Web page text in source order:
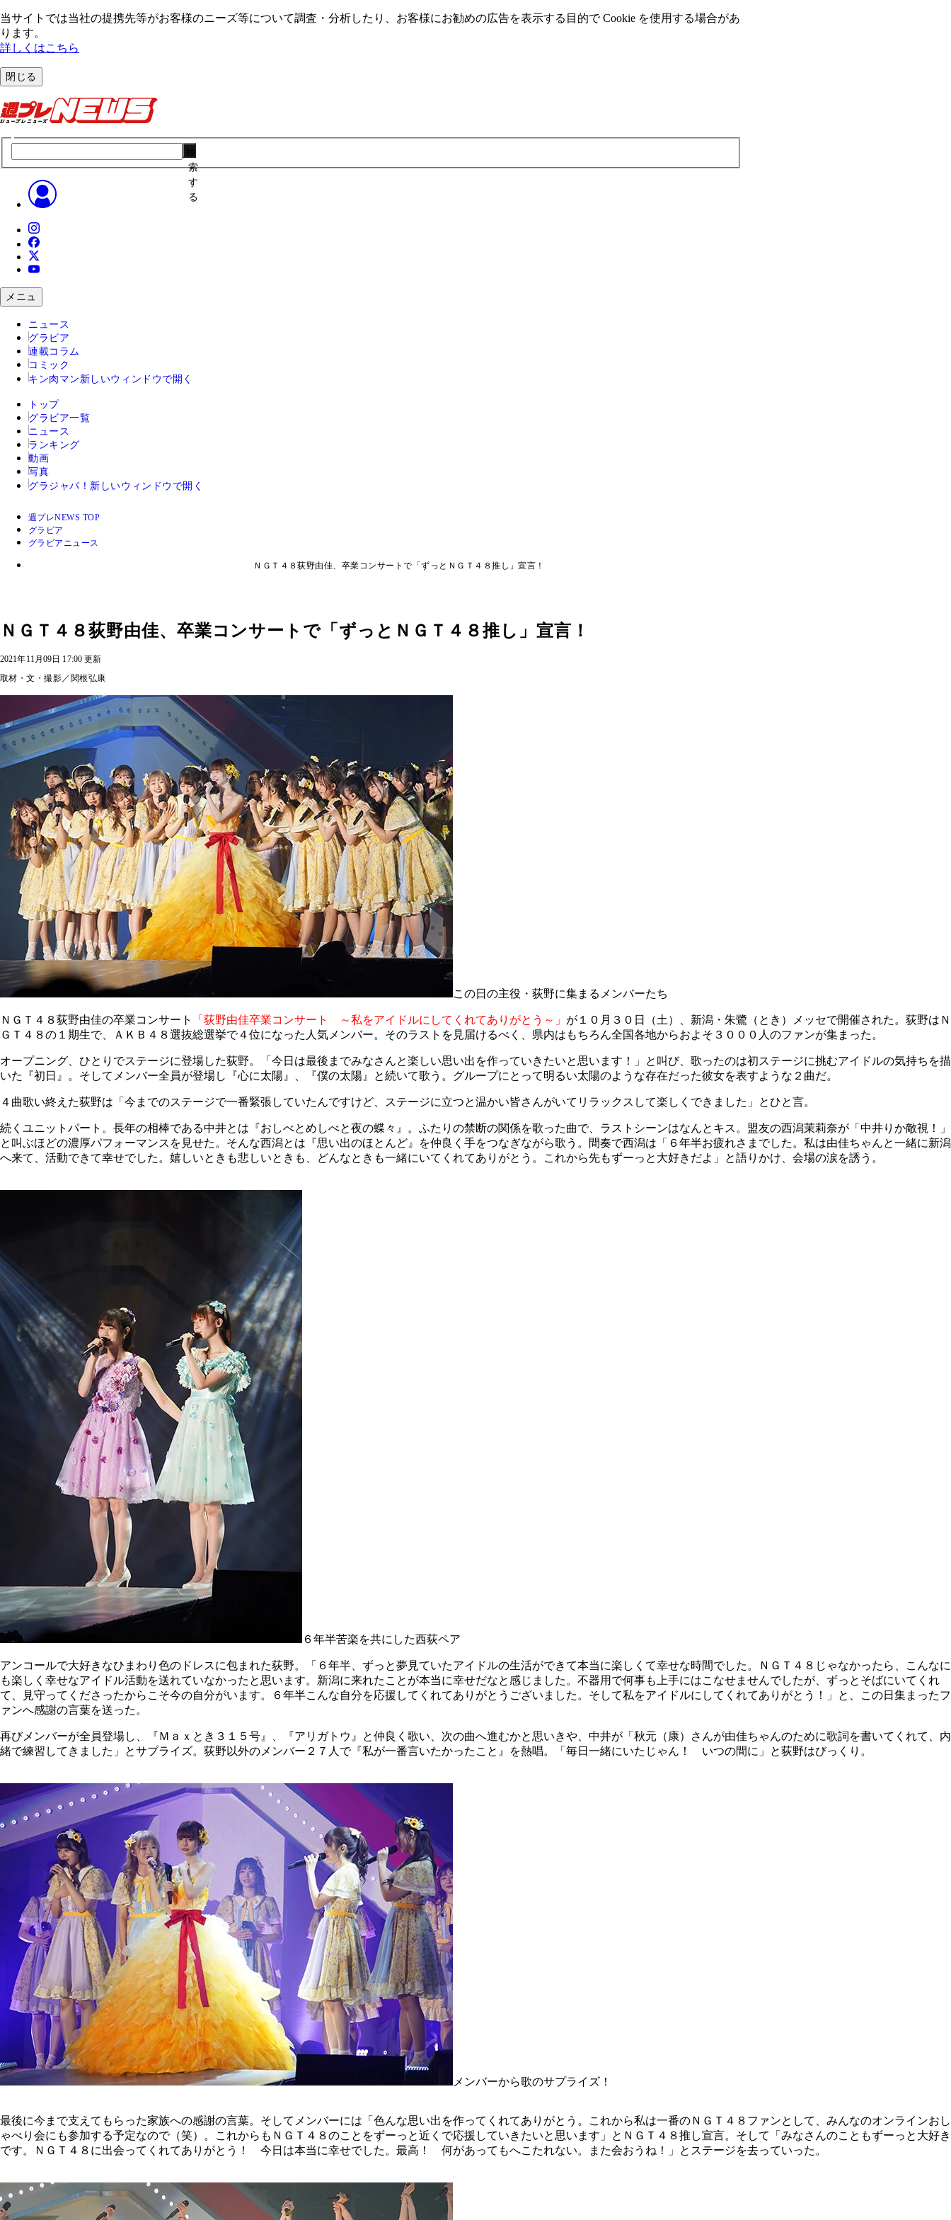
当サイトでは当社の提携先等がお客様のニーズ等について調査・分析したり、お客様にお勧めの広告を表⽰する⽬的で Cookie を使⽤する場合があ
ります。
詳しくはこちら
閉じる
索
す
る
メニュ
ニュース
グラビア
連載コラム
コミック
キン肉マン 新しいウィンドウで開く
トップ
グラビア一覧
ニュース
ランキング
動画
写真
グラジャパ！ 新しいウィンドウで開く
週プレNEWS TOP
グラビア
グラビアニュース
ＮＧＴ４８荻野由佳、卒業コンサートで「ずっとＮＧＴ４８推し」宣言！
ＮＧＴ４８荻野由佳、卒業コンサートで「ずっとＮＧＴ４８推し」宣言！
2021年11月09日 17:00 更新
取材・文・撮影／関根弘康
この日の主役・荻野に集まるメンバーたち
ＮＧＴ４８荻野由佳の卒業コンサート 「荻野由佳卒業コンサート ～私をアイドルにしてくれてありがとう～」 が１０月３０日（土）、新潟・朱鷺（とき）メッセで開催された。荻野はＮ
ＧＴ４８の１期生で、ＡＫＢ４８選抜総選挙で４位になった人気メンバー。そのラストを見届けるべく、県内はもちろん全国各地からおよそ３０００人のファンが集まった。
オープニング、ひとりでステージに登場した荻野。「今日は最後までみなさんと楽しい思い出を作っていきたいと思います！」と叫び、歌ったのは初ステージに挑むアイドルの気持ちを描
いた『初日』。そしてメンバー全員が登場し『心に太陽』、『僕の太陽』と続いて歌う。グループにとって明るい太陽のような存在だった彼女を表すような２曲だ。
４曲歌い終えた荻野は「今までのステージで一番緊張していたんですけど、ステージに立つと温かい皆さんがいてリラックスして楽しくできました」とひと言。
続くユニットパート。長年の相棒である中井とは『おしべとめしべと夜の蝶々』。ふたりの禁断の関係を歌った曲で、ラストシーンはなんとキス。盟友の西潟茉莉奈が「中井りか敵視！」
と叫ぶほどの濃厚パフォーマンスを見せた。そんな西潟とは『思い出のほとんど』を仲良く手をつなぎながら歌う。間奏で西潟は「６年半お疲れさまでした。私は由佳ちゃんと一緒に新潟
へ来て、活動できて幸せでした。嬉しいときも悲しいときも、どんなときも一緒にいてくれてありがとう。これから先もずーっと大好きだよ」と語りかけ、会場の涙を誘う。
６年半苦楽を共にした西荻ペア
アンコールで大好きなひまわり色のドレスに包まれた荻野。「６年半、ずっと夢見ていたアイドルの生活ができて本当に楽しくて幸せな時間でした。ＮＧＴ４８じゃなかったら、こんなに
も楽しく幸せなアイドル活動を送れていなかったと思います。新潟に来れたことが本当に幸せだなと感じました。不器用で何事も上手にはこなせませんでしたが、ずっとそばにいてくれ
て、見守ってくださったからこそ今の自分がいます。６年半こんな自分を応援してくれてありがとうございました。そして私をアイドルにしてくれてありがとう！」と、この日集まったフ
ァンへ感謝の言葉を送った。
再びメンバーが全員登場し、『Ｍａｘとき３１５号』、『アリガトウ』と仲良く歌い、次の曲へ進むかと思いきや、中井が「秋元（康）さんが由佳ちゃんのために歌詞を書いてくれて、内
緒で練習してきました」とサプライズ。荻野以外のメンバー２７人で『私が一番言いたかったこと』を熱唱。「毎日一緒にいたじゃん！ いつの間に」と荻野はびっくり。
メンバーから歌のサプライズ！
最後に今まで支えてもらった家族への感謝の言葉。そしてメンバーには「色んな思い出を作ってくれてありがとう。これから私は一番のＮＧＴ４８ファンとして、みんなのオンラインおし
ゃべり会にも参加する予定なので（笑）。これからもＮＧＴ４８のことをずーっと近くで応援していきたいと思います」とＮＧＴ４８推し宣言。そして「みなさんのこともずーっと大好き
です。ＮＧＴ４８に出会ってくれてありがとう！ 今日は本当に幸せでした。最高！ 何があってもへこたれない。また会おうね！」とステージを去っていった。